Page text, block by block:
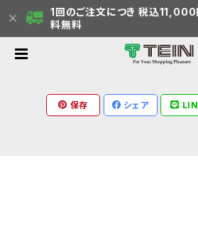
1回のご注文につき 税込
料無料
保存 シェア